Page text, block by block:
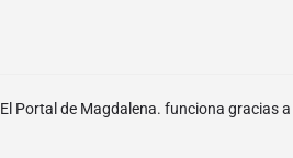
El Portal de Magdalena. funciona gracias a